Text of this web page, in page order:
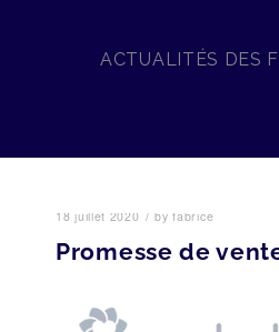
ACTUALITÉS DES
18 juillet 2020 / byfabrice
Promesse de